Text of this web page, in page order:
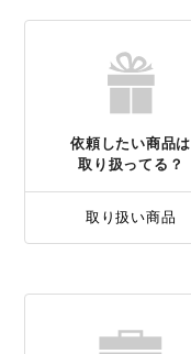
依頼したい商品は
取り扱ってる？
取り扱い商品